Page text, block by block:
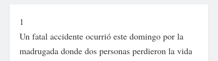
1
Un fatal accidente ocurrió este domingo por la
madrugada donde dos personas perdieron la vida